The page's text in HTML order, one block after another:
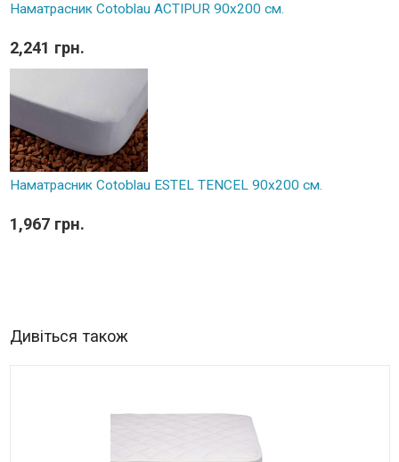
Наматрасник Cotoblau ACTIPUR 90х200 см.
2,241 грн.
Наматрасник Cotoblau ESTEL TENCEL 90х200 см.
1,967 грн.
Дивіться також